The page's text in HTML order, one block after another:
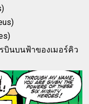
บินบนฟ้าของเมอร์คิว